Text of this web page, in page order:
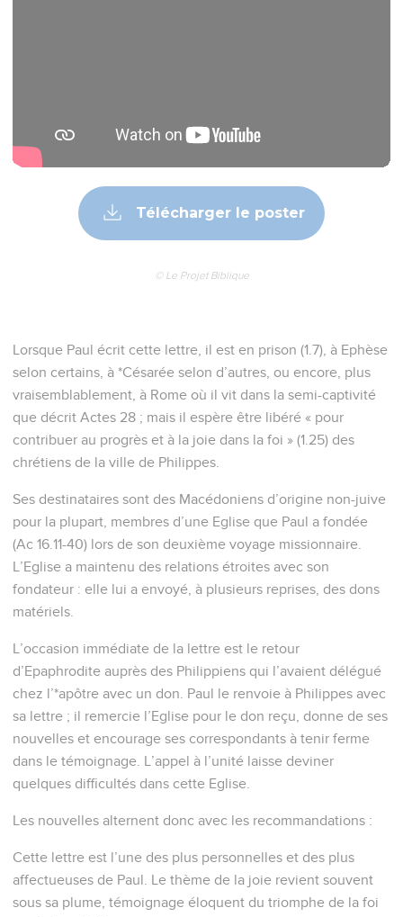
Télécharger le poster
© Le Projet Biblique
Lorsque Paul écrit cette lettre, il est en prison (1.7), à Ephèse
selon certains, à *Césarée selon d’autres, ou encore, plus
vraisemblablement, à Rome où il vit dans la semi-captivité
que décrit Actes 28 ; mais il espère être libéré « pour
contribuer au progrès et à la joie dans la foi » (1.25) des
chrétiens de la ville de Philippes.
Ses destinataires sont des Macédoniens d’origine non-juive
pour la plupart, membres d’une Eglise que Paul a fondée
(Ac 16.11-40) lors de son deuxième voyage missionnaire.
L’Eglise a maintenu des relations étroites avec son
fondateur : elle lui a envoyé, à plusieurs reprises, des dons
matériels.
L’occasion immédiate de la lettre est le retour
d’Epaphrodite auprès des Philippiens qui l’avaient délégué
chez l’*apôtre avec un don. Paul le renvoie à Philippes avec
sa lettre ; il remercie l’Eglise pour le don reçu, donne de ses
nouvelles et encourage ses correspondants à tenir ferme
dans le témoignage. L’appel à l’unité laisse deviner
quelques difficultés dans cette Eglise.
Les nouvelles alternent donc avec les recommandations :
Cette lettre est l’une des plus personnelles et des plus
affectueuses de Paul. Le thème de la joie revient souvent
sous sa plume, témoignage éloquent du triomphe de la foi